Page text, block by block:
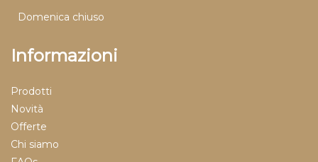
Domenica chiuso
Informazioni
Prodotti
Novità
Offerte
Chi siamo